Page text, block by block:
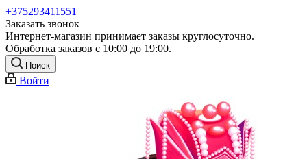
+375293411551
Заказать звонок
Интернет-магазин принимает заказы круглосуточно.
Обработка заказов с 10:00 до 19:00.
Поиск
Войти